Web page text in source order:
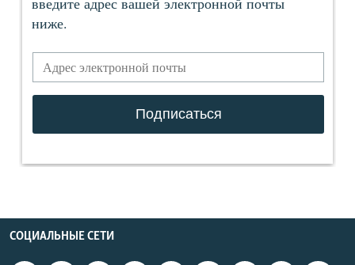
СОЦИАЛЬНЫЕ СЕТИ